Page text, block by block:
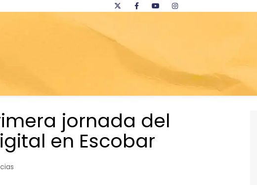
jornada del
en Escobar